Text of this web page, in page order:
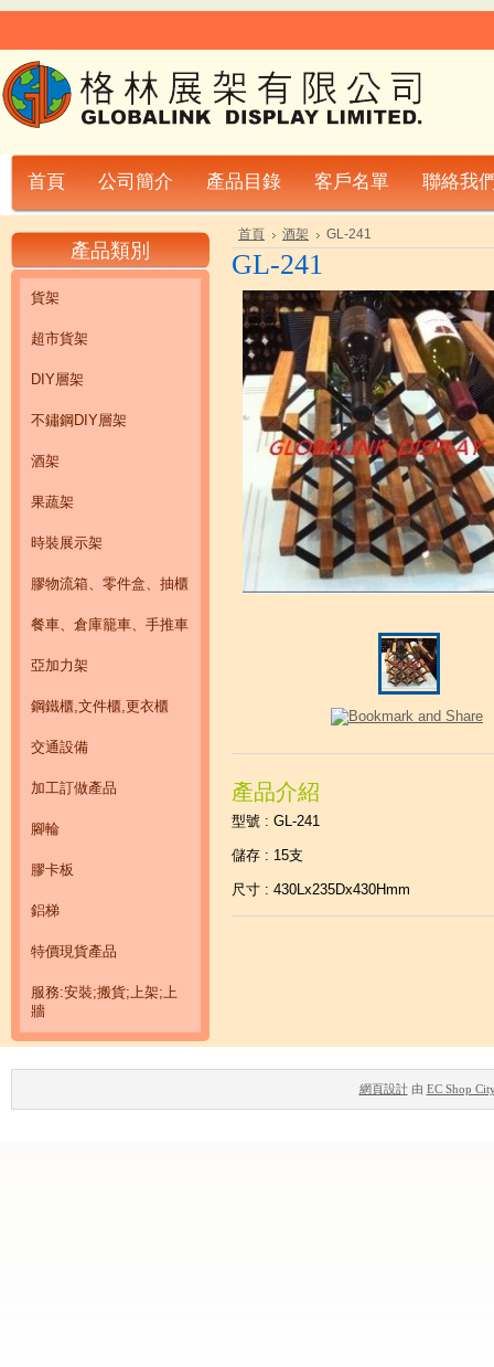
首頁 公司簡介 產品目錄 客戶名單 聯絡我
產品類別
貨架
超市貨架
DIY層架
不鏽鋼DIY層架
酒架
果蔬架
時裝展示架
膠物流箱、零件盒、抽櫃
餐車、倉庫籠車、手推車
亞加力架
鋼鐵櫃,文件櫃,更衣櫃
交通設備
加工訂做產品
腳輪
膠卡板
鋁梯
特價現貨產品
服務:安裝;搬貨;上架;上
牆
首頁 酒架 GL-241
GL-241
產品介紹
型號 : GL-241
儲存 : 15支
尺寸 : 430Lx235Dx430Hmm
網頁設計由 EC Shop